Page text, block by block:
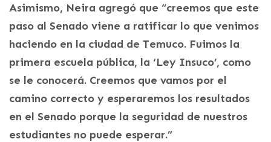
Asimismo, Neira agregó que “creemos que este
paso al Senado viene a ratificar lo que venimos
haciendo en la ciudad de Temuco. Fuimos la
primera escuela pública, la ‘Ley Insuco’, como
se le conocerá. Creemos que vamos por el
camino correcto y esperaremos los resultados
en el Senado porque la seguridad de nuestros
estudiantes no puede esperar.”